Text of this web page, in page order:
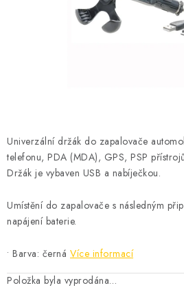
O nás Doprava Značky Kontakty
Zásady zpracování osobních údajů
Univerzální držák do zapalovače
telefonu, PDA (MDA), GPS, PSP
Držák je vybaven USB a nabíječkou.
Umístění do zapalovače s následným
napájení baterie.
• Barva: černá Více informací
Položka byla vyprodána…